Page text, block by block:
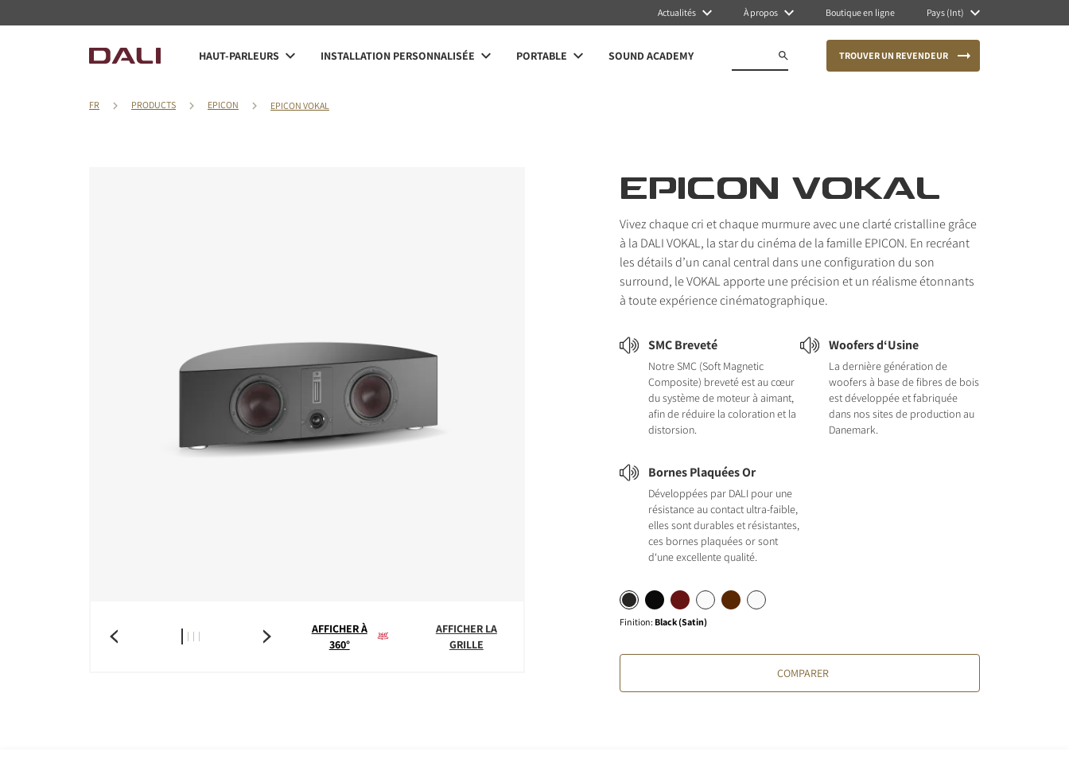
Actualités À propos Boutique en ligne Pays (Int)
HAUT-PARLEURS INSTALLATION PERSONNALISÉE PORTABLE SOUND ACADEMY TROUVER UN REVENDEUR
FR PRODUCTS EPICON EPICON VOKAL
AFFICHER À
360°
AFFICHER LA
GRILLE
EPICON VOKAL
Vivez chaque cri et chaque murmure avec une clarté cristalline grâce
à la DALI VOKAL, la star du cinéma de la famille EPICON. En recréant
les détails d’un canal central dans une configuration du son
surround, le VOKAL apporte une précision et un réalisme étonnants
à toute expérience cinématographique.
SMC Breveté
Notre SMC (Soft Magnetic
Composite) breveté est au cœur
du système de moteur à aimant,
afin de réduire la coloration et la
distorsion.
Woofers d‘Usine
La dernière génération de
woofers à base de fibres de bois
est développée et fabriquée
dans nos sites de production au
Danemark.
Bornes Plaquées Or
Développées par DALI pour une
résistance au contact ultra-faible,
elles sont durables et résistantes,
ces bornes plaquées or sont
d‘une excellente qualité.
Finition: Black (Satin)
COMPARER